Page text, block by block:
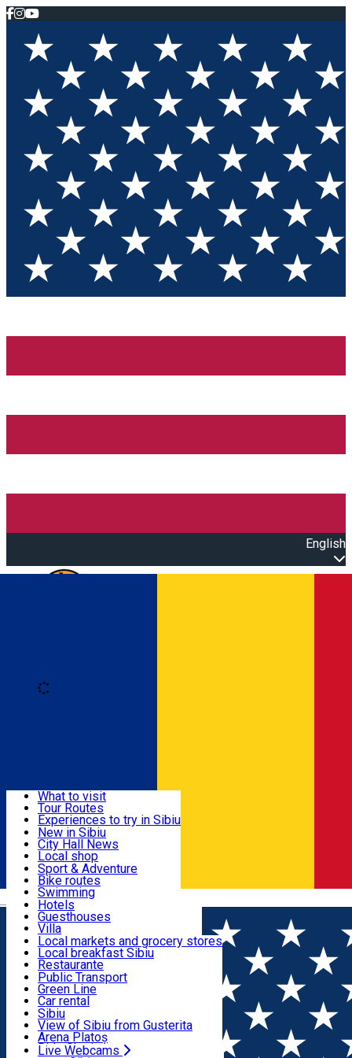
English
Română
Useful info
Activities & Adventure
Accommodation
Food, Drinks & Nightlife
Transport & Parking
Live Webcams
What to visit
Tour Routes
Experiences to try in Sibiu
Podcast
Culture
Museums
Churches
Parks, Zoo
County of Sibiu
New in Sibiu
City Hall News
Local shop
Sibiu artisans
Sibiul Verde
Public services
Education
How do I get to Sibiu
Tourist Info
Tour Guides
Guided tours
Publicații locale
Beauty salons
Sport & Adventure
Bike routes
Swimming
Riding
Indoor activities
Loc de joacă indoor
Loc de joacă outdoor
Ski
Ice skating
Yoga
Hotels
Guesthouses
Villa
Hostels
Motel
Camping
Renting rooms
Rooms for rent
Accommodation outside Sibiu
Local markets and grocery stores
Local breakfast Sibiu
Restaurante
Pizza
Fast Food
Coffee
Sweets
Pub, Bar
Night clubs
Bakeries
Public Transport
Green Line
Car rental
Rent a bike
Scooter rentals
Taxi
Ride Sharing
Sibiu
View of Sibiu from Gusterita
Arena Platoș
Live Webcams